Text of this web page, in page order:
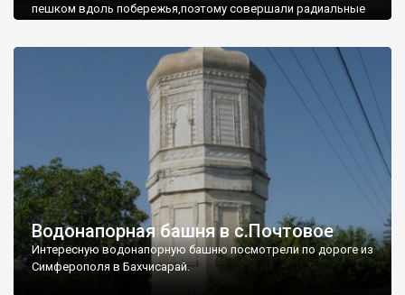
пешком вдоль побережья,поэтому совершали радиальные
Водонапорная башня в с.Почтовое
Интересную водонапорную башню посмотрели по дороге из
Симферополя в Бахчисарай.